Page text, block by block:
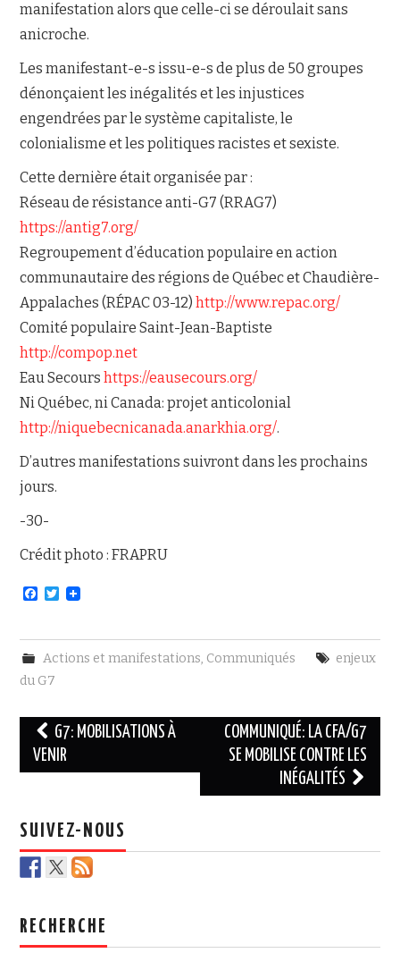
manifestation alors que celle-ci se déroulait sans
anicroche.
Les manifestant-e-s issu-e-s de plus de 50 groupes
dénonçaient les inégalités et les injustices
engendrées par le système capitaliste, le
colonialisme et les politiques racistes et sexiste.
Cette dernière était organisée par :
Réseau de résistance anti-G7 (RRAG7)
https://antig7.org/
Regroupement d’éducation populaire en action
communautaire des régions de Québec et Chaudière-
Appalaches (RÉPAC 03-12)http://www.repac.org/
Comité populaire Saint-Jean-Baptiste
http://compop.net
Eau Secourshttps://eausecours.org/
Ni Québec, ni Canada: projet anticolonial
http://niquebecnicanada.anarkhia.org/.
D’autres manifestations suivront dans les prochains
jours.
-30-
Crédit photo : FRAPRU
F
e
b
o
o
T
t
t
e
Actions et manifestations, Communiqués
enjeux
du G7
Navigation
des
G7: MOBILISATIONS À
VENIR
COMMUNIQUÉ: LA CFA/G7
SE MOBILISE CONTRE LES
INÉGALITÉS
SUIVEZ-NOUS
RECHERCHE